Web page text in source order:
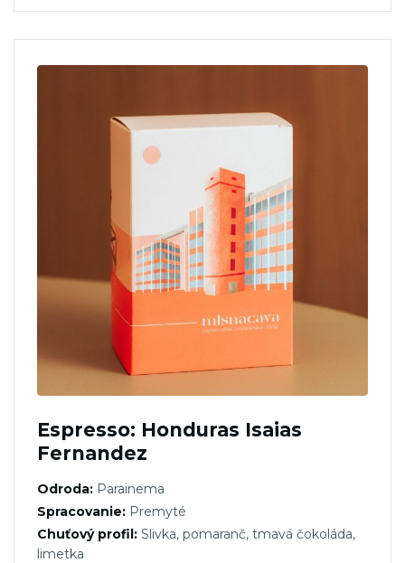
Espresso: Honduras Isaias
Fernandez
Odroda: Parainema
Spracovanie: Premyté
Chuťový profil: Slivka, pomaranč, tmavá čokoláda,
limetka